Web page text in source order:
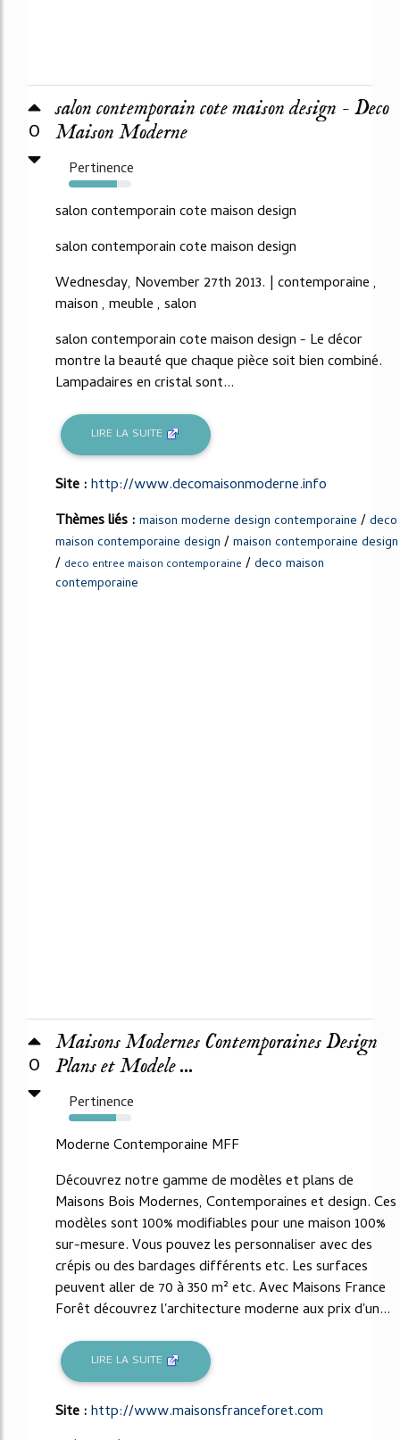
0
salon contemporain cote maison design - Deco
Maison Moderne
Pertinence
77%
salon contemporain cote maison design
salon contemporain cote maison design
Wednesday, November 27th 2013. | contemporaine ,
maison , meuble , salon
salon contemporain cote maison design - Le décor
montre la beauté que chaque pièce soit bien combiné.
Lampadaires en cristal sont...
LIRE LA SUITE
Site :http://www.decomaisonmoderne.info
Thèmes liés : maison moderne design contemporaine /deco
maison contemporaine design /maison contemporaine design
/ deco entree maison contemporaine /deco maison
contemporaine
0
Maisons Modernes Contemporaines Design
Plans et Modele ...
Pertinence
75%
Moderne Contemporaine MFF
Découvrez notre gamme de modèles et plans de
Maisons Bois Modernes, Contemporaines et design. Ces
modèles sont 100% modifiables pour une maison 100%
sur-mesure. Vous pouvez les personnaliser avec des
crépis ou des bardages différents etc. Les surfaces
peuvent aller de 70 à 350 m² etc. Avec Maisons France
Forêt découvrez l'architecture moderne aux prix d'un...
LIRE LA SUITE
Site :http://www.maisonsfranceforet.com